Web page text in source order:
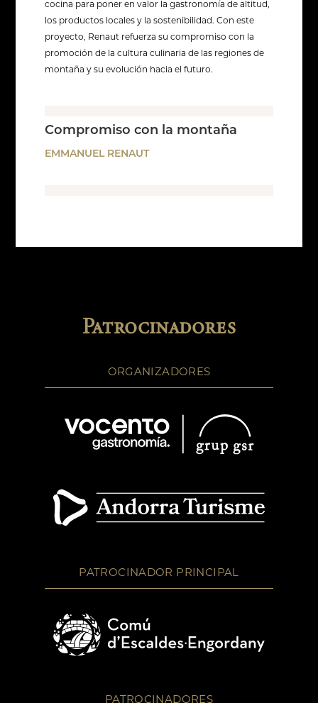
cocina para poner en valor la gastronomía de altitud,
los productos locales y la sostenibilidad. Con este
proyecto, Renaut refuerza su compromiso con la
promoción de la cultura culinaria de las regiones de
montaña y su evolución hacia el futuro.
Compromiso con la montaña
EMMANUEL RENAUT
Patrocinadores
ORGANIZADORES
PATROCINADOR PRINCIPAL
PATROCINADORES